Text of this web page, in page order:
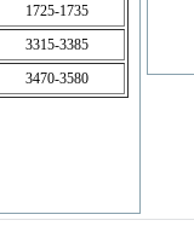
1725-1735
3315-3385
3470-3580